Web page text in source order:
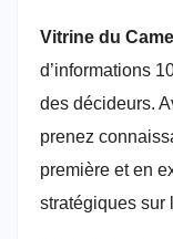
Vitrine du
d’informations
des décideurs.
prenez
première et en
stratégiques sur